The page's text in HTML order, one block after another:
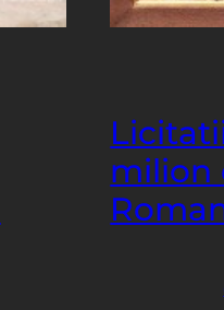
milion